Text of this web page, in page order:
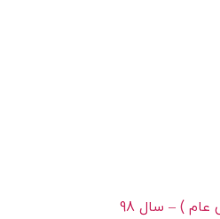
) – سال 98